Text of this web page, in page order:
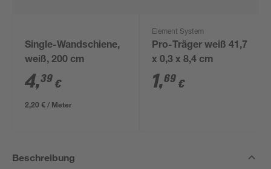
Single-Wandschiene,
weiß, 200 cm
4,39 €
2,20 € / Meter
Element System
Pro-Träger weiß 41,7
x 0,3 x 8,4 cm
1,69 €
Beschreibung